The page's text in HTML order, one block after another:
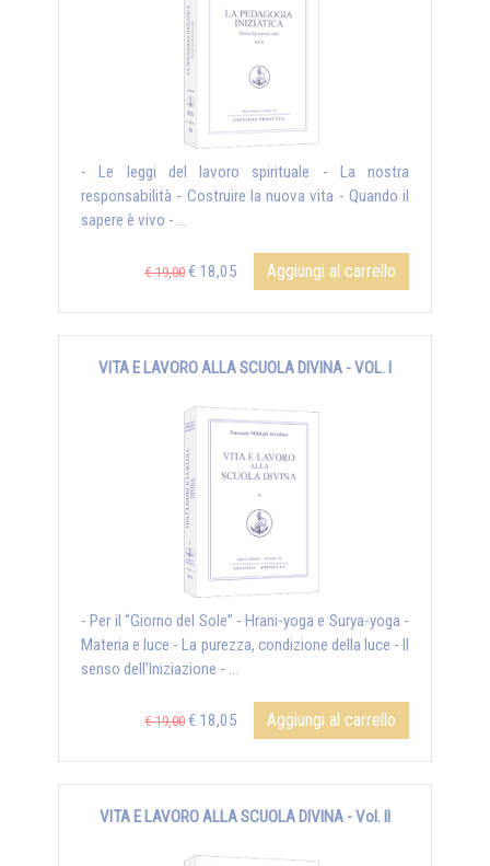
- Le leggi del lavoro spirituale - La nostra
responsabilità - Costruire la nuova vita - Quando il
sapere è vivo - ...
€ 19,00 € 18,05 Aggiungi al carrello
VITA E LAVORO ALLA SCUOLA DIVINA - VOL. I
- Per il “Giorno del Sole” - Hrani-yoga e Surya-yoga -
Materia e luce - La purezza, condizione della luce - Il
senso dell’Iniziazione - ...
€ 19,00 € 18,05 Aggiungi al carrello
VITA E LAVORO ALLA SCUOLA DIVINA - Vol. II